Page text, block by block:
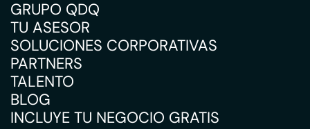
GRUPO QDQ
TU ASESOR
SOLUCIONES CORPORATIVAS
PARTNERS
TALENTO
BLOG
INCLUYE TU NEGOCIO GRATIS